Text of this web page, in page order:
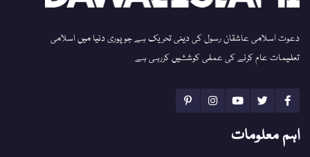
دعوت اسلامی عاشقان رسول کی دینی تحریک ہے جو پوری دنیا میں اسلامی
تعلیمات عام کرنے کی عملی کوششیں کررہی ہے
اہم معلومات